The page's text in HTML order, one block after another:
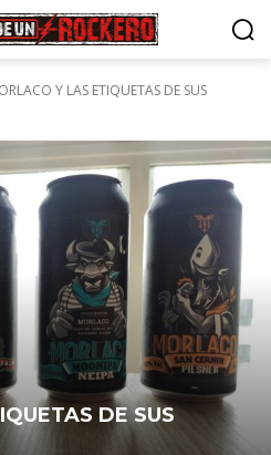
Y LAS ETIQUETAS DE SUS
DE SUS